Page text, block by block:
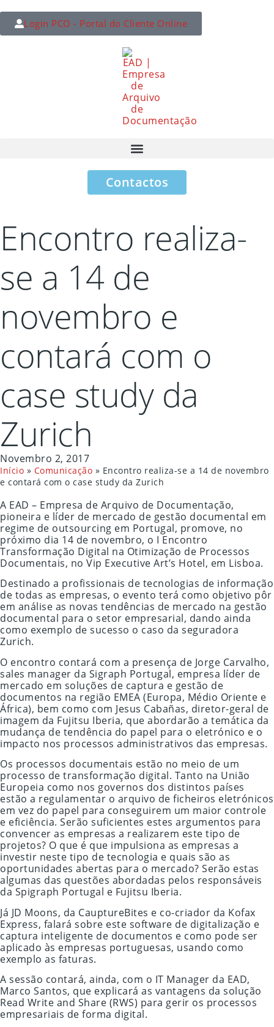
Login PCO - Portal do Cliente Online
Contactos
Encontro realiza-
se a 14 de
novembro e
contará com o
case study da
Zurich
Novembro 2, 2017
Início » Comunicação » Encontro realiza-se a 14 de novembro
e contará com o case study da Zurich
A EAD – Empresa de Arquivo de Documentação,
pioneira e líder de mercado de gestão documental em
regime de outsourcing em Portugal, promove, no
próximo dia 14 de novembro, o I Encontro
Transformação Digital na Otimização de Processos
Documentais, no Vip Executive Art’s Hotel, em Lisboa.
Destinado a profissionais de tecnologias de informação
de todas as empresas, o evento terá como objetivo pôr
em análise as novas tendências de mercado na gestão
documental para o setor empresarial, dando ainda
como exemplo de sucesso o caso da seguradora
Zurich.
O encontro contará com a presença de Jorge Carvalho,
sales manager da Sigraph Portugal, empresa líder de
mercado em soluções de captura e gestão de
documentos na região EMEA (Europa, Médio Oriente e
África), bem como com Jesus Cabañas, diretor-geral de
imagem da Fujitsu Iberia, que abordarão a temática da
mudança de tendência do papel para o eletrónico e o
impacto nos processos administrativos das empresas.
Os processos documentais estão no meio de um
processo de transformação digital. Tanto na União
Europeia como nos governos dos distintos países
estão a regulamentar o arquivo de ficheiros eletrónicos
em vez do papel para conseguirem um maior controle
e eficiência. Serão suficientes estes argumentos para
convencer as empresas a realizarem este tipo de
projetos? O que é que impulsiona as empresas a
investir neste tipo de tecnologia e quais são as
oportunidades abertas para o mercado? Serão estas
algumas das questões abordadas pelos responsáveis
da Spigraph Portugal e Fujitsu Iberia.
Já JD Moons, da CauptureBites e co-criador da Kofax
Express, falará sobre este software de digitalização e
captura inteligente de documentos e como pode ser
aplicado às empresas portuguesas, usando como
exemplo as faturas.
A sessão contará, ainda, com o IT Manager da EAD,
Marco Santos, que explicará as vantagens da solução
Read Write and Share (RWS) para gerir os processos
empresariais de forma digital.